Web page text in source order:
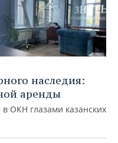
наследия:
аренды
ОКН глазами казанских